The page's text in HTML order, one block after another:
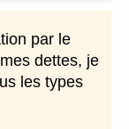
par le
dettes, je
les types